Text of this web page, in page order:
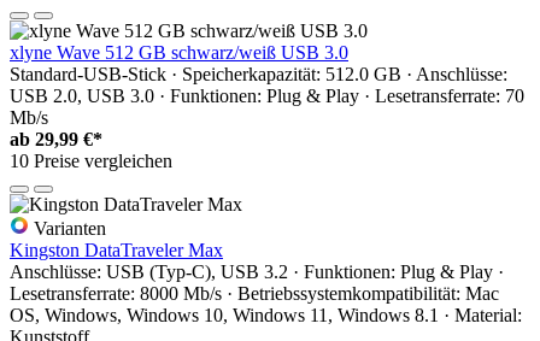
xlyne Wave 512 GB schwarz/weiß USB 3.0
Standard-USB-Stick · Speicherkapazität: 512.0 GB · Anschlüsse:
USB 2.0, USB 3.0 · Funktionen: Plug & Play · Lesetransferrate: 70
Mb/s
ab 29,99 €*
10 Preise vergleichen
Varianten
Kingston DataTraveler Max
Anschlüsse: USB (Typ-C), USB 3.2 · Funktionen: Plug & Play ·
Lesetransferrate: 8000 Mb/s · Betriebssystemkompatibilität: Mac
OS, Windows, Windows 10, Windows 11, Windows 8.1 · Material: